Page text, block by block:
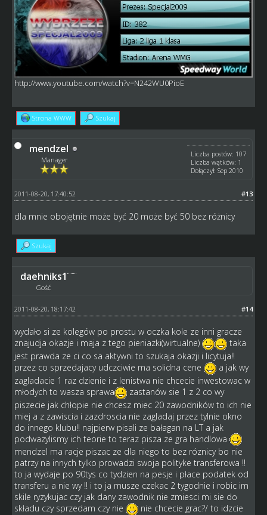
http://www.youtube.com/watch?v=N242WU0PioE
Strona WWW Szukaj
mendzel
Manager
Liczba postów: 107
Liczba wątków: 1
Dołączył: Sep 2010
#13
2011-08-20, 17:40:52
dla mnie obojętnie może być 20 może być 50 bez różnicy
Szukaj
daehniks1
Gość
#14
2011-08-20, 18:17:42
wydało si ze kolegów po prostu w oczka kole ze inni gracze
znajudja okazje i maja z tego pieniazki(wirtualne)
taka
jest prawda ze ci co sa aktywni to szukaja okazji i licytuja!!
przez co sprzedajacy udczciwie ma solidna cene
a jak wy
zagladacie 1 raz dzienie i z lenistwa nie chcecie inwestowac w
młodych to wasza sprawa
zastanów sie 1 z 2 co wy
piszecie jak chłopie nie chcesz miec 20 zawodników to ich nie
miej a z zawiscia i zazdroscia nie zagladaj przez tylnie okno
do innego klubu!! najpierw pisali ze bałagan na LT a jak
podwazylismy ich teorie to teraz pisza ze gra handlowa
mendzel ma racje piszac ze dla niego to bez róznicy bo nie
patrzy na innych tylko prowadzi swoja polityke transferowa !!
to ja wydaje po 90tys co tydzien na pesje i płace podatek od
transferu a nie wy !! i to ja musze czekac 2 tygodnie i robic im
skile ryzykujac czy jak dany zawodnik nie zmiesci mi sie do
składu czy sprzedam czy nie
nie chcecie grac?/ to idzcie